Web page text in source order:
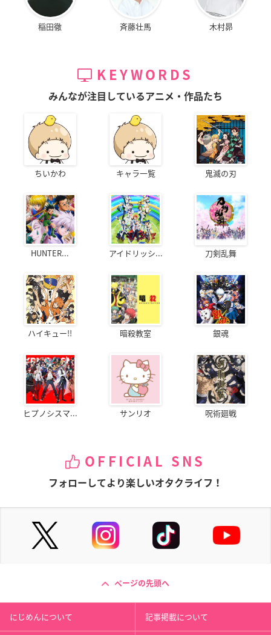
稲田徹 斉藤壮馬 木村昴
KEYWORDS
みんなが注目しているアニメ・作品たち
ちいかわ キャラ一覧 鬼滅の刃
HUNTER... アイドリッシ... 刀剣乱舞
ハイキュー!! 暗殺教室 銀魂
ヒプノシスマ... サンリオ 呪術廻戦
OFFICIAL SNS
フォローしてより楽しいオタクライフ！
ページの先頭へ
にじめんについて 記事掲載について